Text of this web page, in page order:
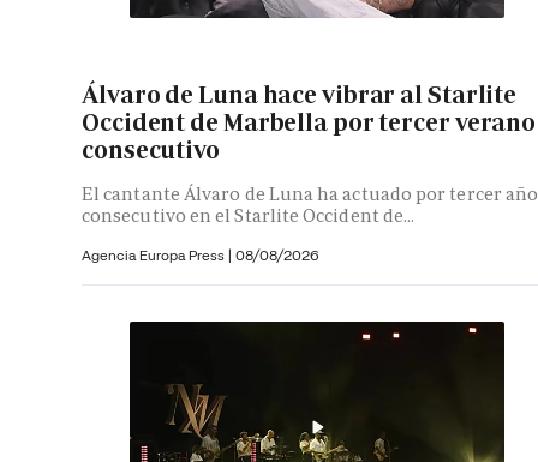
Álvaro de Luna hace vibrar al Starlite
Occident de Marbella por tercer verano
consecutivo
El cantante Álvaro de Luna ha actuado por tercer año
consecutivo en el Starlite Occident de...
Agencia Europa Press | 08/08/2026